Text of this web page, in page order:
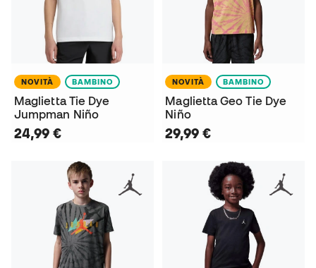
NOVITÀ BAMBINO
Maglietta Tie Dye
Jumpman Niño
24,99 €
NOVITÀ BAMBINO
Maglietta Geo Tie Dye
Niño
29,99 €